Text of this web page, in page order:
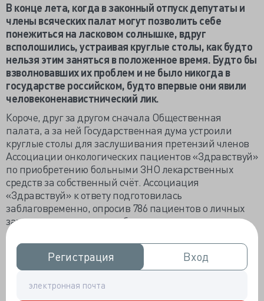
Регистрация
Регистрация Вход
Вход
В конце лета, когда в законный отпуск депутаты и
члены всяческих палат могут позволить себе
понежиться на ласковом солнышке, вдруг
всполошились, устраивая круглые столы, как будто
нельзя этим заняться в положенное время. Будто бы
взволновавших их проблем и не было никогда в
государстве российском, будто впервые они явили
человеконенавистнический лик.
Короче, друг за другом сначала Общественная
палата, а за ней Государственная дума устроили
круглые столы для заслушивания претензий членов
Ассоциации онкологических пациентов «Здравствуй»
по приобретению больными ЗНО лекарственных
средств за собственный счёт. Ассоциация
«Здравствуй» к ответу подготовилась
заблаговременно, опросив 786 пациентов о личных
затратах на льготные и обещаемые государством
противоопухолевые препараты.
Голосом пациентов стала член Общественного совета
по доступности медпомощи при Минздраве РФ
отдают на лекарства до 10 тысяч, но иногда может